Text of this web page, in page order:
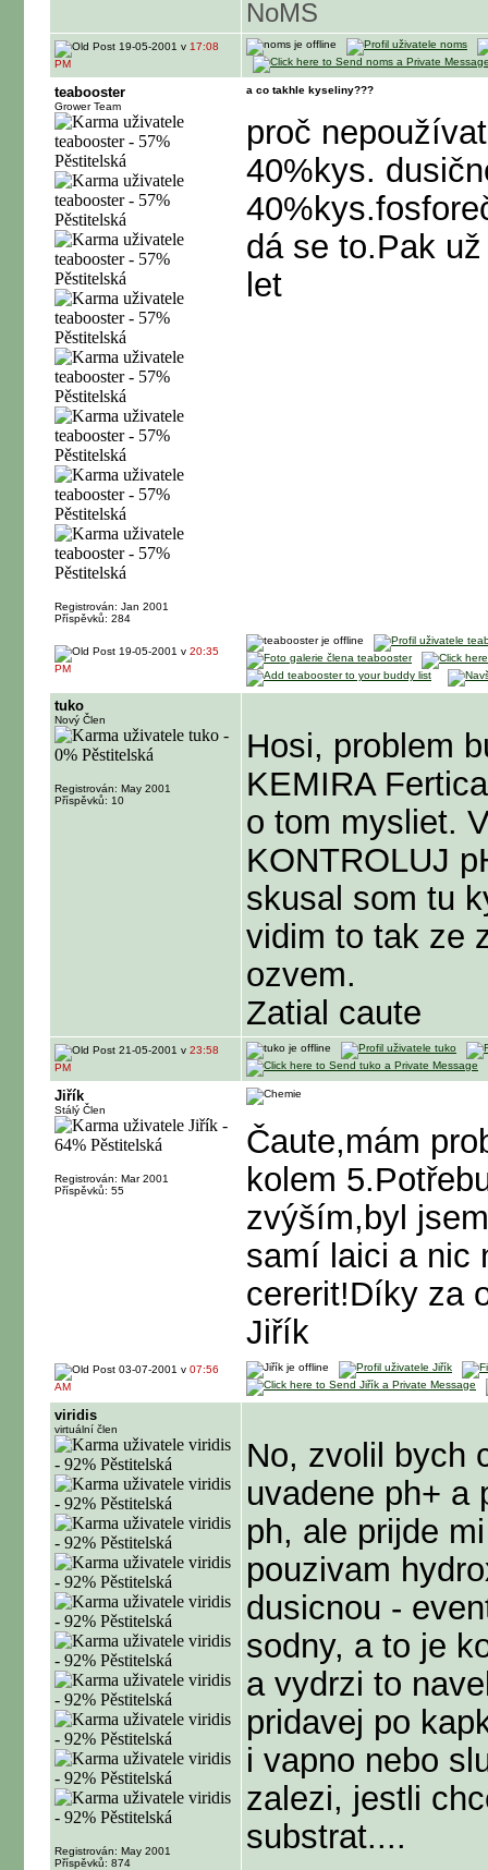
NoMS
19-05-2001 v 17:08
PM
teabooster
Grower Team
Registrován: Jan 2001
Příspěvků: 284
a co takhle kyseliny???
proč
40%kys.
dá se to.Pak
let
19-05-2001 v 20:35
PM
tuko
Nový Člen
Registrován: May 2001
Příspěvků: 10
Hosi, problem
KEMIRA
o tom mysliet.
KONTROLUJ
skusal som tu
vidim to tak ze
ozvem.
Zatial caute
21-05-2001 v 23:58
PM
Jiřík
Stálý Člen
Registrován: Mar 2001
Příspěvků: 55
Čaute,mám
kolem
zvýším,byl
samí laici a nic
cererit!Díky za
Jiřík
03-07-2001 v 07:56
AM
viridis
virtuální člen
Registrován: May 2001
Příspěvků: 874
No, zvolil bych
uvadene ph+ a
ph, ale prijde
pouzivam
dusicnou -
sodny, a to je
a vydrzi to
pridavej po
i vapno nebo
zalezi, jestli
substrat....